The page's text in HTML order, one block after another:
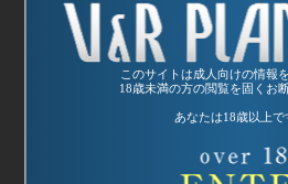
このサイトは成人向けの情報
18歳未満の方の閲覧を固くお
あなたは18歳以上で
2004/09/23
品番：VSPDS-016